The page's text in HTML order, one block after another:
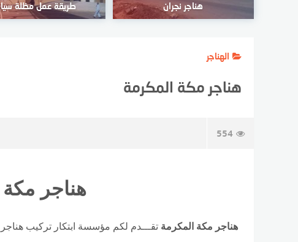
هناجر نجران طريقة عمل مظلة
الهناجر
هناجر مكة المكرمة
554
هناجر
هناجر مكة المكرمة تقـــدم لكم مؤسسة ابتكار تركيب